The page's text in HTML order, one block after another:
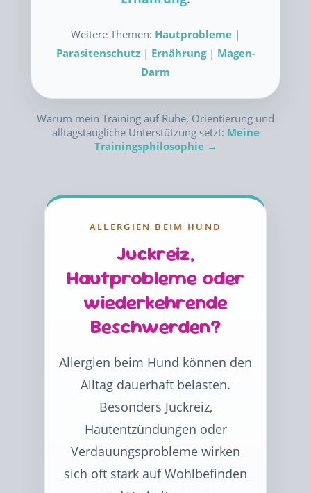
Weitere Themen: Hautprobleme |
Parasitenschutz| Ernährung| Magen-
Darm
Warum mein Training auf Ruhe, Orientierung und
alltagstaugliche Unterstützung setzt: Meine
Trainingsphilosophie →
ALLERGIEN BEIM HUND
Juckreiz,
Hautprobleme oder
wiederkehrende
Beschwerden?
Allergien beim Hund können den
Alltag dauerhaft belasten.
Besonders Juckreiz,
Hautentzündungen oder
Verdauungsprobleme wirken
sich oft stark auf Wohlbefinden